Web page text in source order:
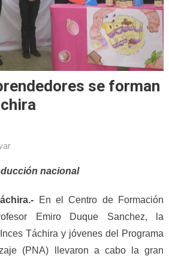
se forman
nacional
En el Centro de Formación
esorEmiro Duque Sanchez, la
Táchira y jóvenes del Programa
(PNA) llevaron a cabo la gran